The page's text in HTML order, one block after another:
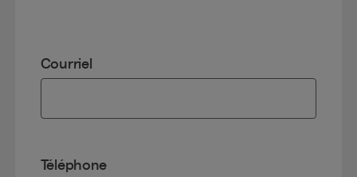
Courriel
Téléphone